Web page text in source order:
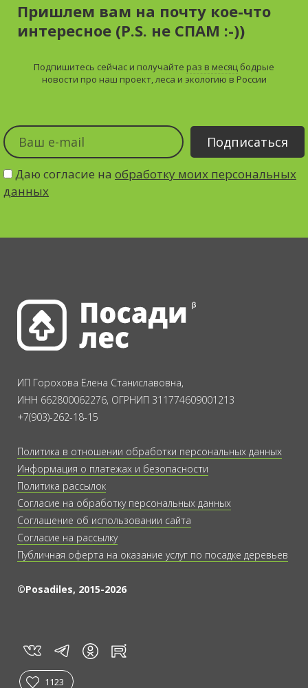
Пришлем вам на почту кое-что
интересное (P.S. не СПАМ :-))
Подпишитесь сейчас и получайте раз в месяц бодрые
новости про наш проект, леса и экологию в России
Даю согласие на обработку моих персональных
данных
ИП Горохова Елена Станиславовна,
ИНН 662800062276, ОГРНИП 311774609001213
+7(903)-262-18-15
Политика в отношении обработки персональных данных
Информация о платежах и безопасности
Политика рассылок
Согласие на обработку персональных данных
Соглашение об использовании сайта
Согласие на рассылку
Публичная оферта на оказание услуг по посадке деревьев
©Posadiles, 2015-2026
vk tg in rt
1123